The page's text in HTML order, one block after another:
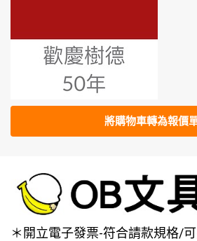
將購物車轉為報價
＊開立電子發票-符合請款規格/